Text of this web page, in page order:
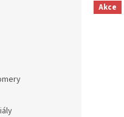
Akce